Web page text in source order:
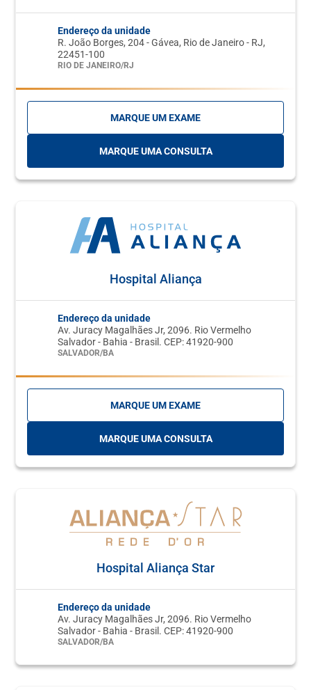
Endereço da unidade
R. João Borges, 204 - Gávea, Rio de Janeiro - RJ,
22451-100
RIO DE JANEIRO/RJ
MARQUE UM EXAME
MARQUE UMA CONSULTA
Hospital Aliança
Endereço da unidade
Av. Juracy Magalhães Jr, 2096. Rio Vermelho
Salvador - Bahia - Brasil. CEP: 41920-900
SALVADOR/BA
MARQUE UM EXAME
MARQUE UMA CONSULTA
Hospital Aliança Star
Endereço da unidade
Av. Juracy Magalhães Jr, 2096. Rio Vermelho
Salvador - Bahia - Brasil. CEP: 41920-900
SALVADOR/BA